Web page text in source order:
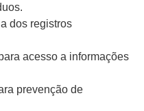
dos registros
acesso a informações
prevenção de